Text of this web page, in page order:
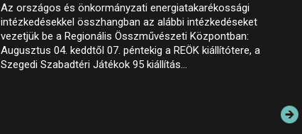
Az országos és önkormányzati energiatakarékossági
intézkedésekkel összhangban az alábbi intézkedéseket
vezetjük be a Regionális Összművészeti Központban:
Augusztus 04. keddtől 07. péntekig a REÖK kiállítótere, a
Szegedi Szabadtéri Játékok 95 kiállítás…